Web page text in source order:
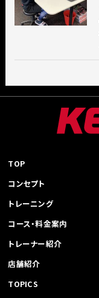
TOP
コンセプト
トレーニング
コース・料金案内
トレーナー紹介
店舗紹介
TOPICS